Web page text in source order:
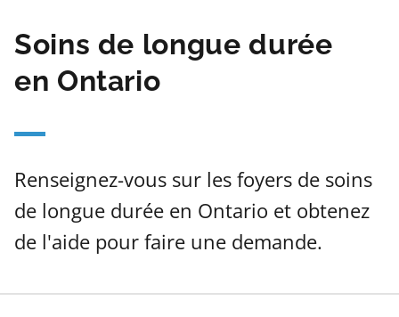
Soins de longue durée
en Ontario
Renseignez-vous sur les foyers de soins
de longue durée en Ontario et obtenez
de l'aide pour faire une demande.